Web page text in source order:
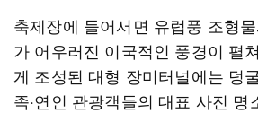
축제장에 들어서면 유럽풍 조형
가 어우러진 이국적인 풍경이 펼
게 조성된 대형 장미터널에는 덩
족·연인 관광객들의 대표 사진 명